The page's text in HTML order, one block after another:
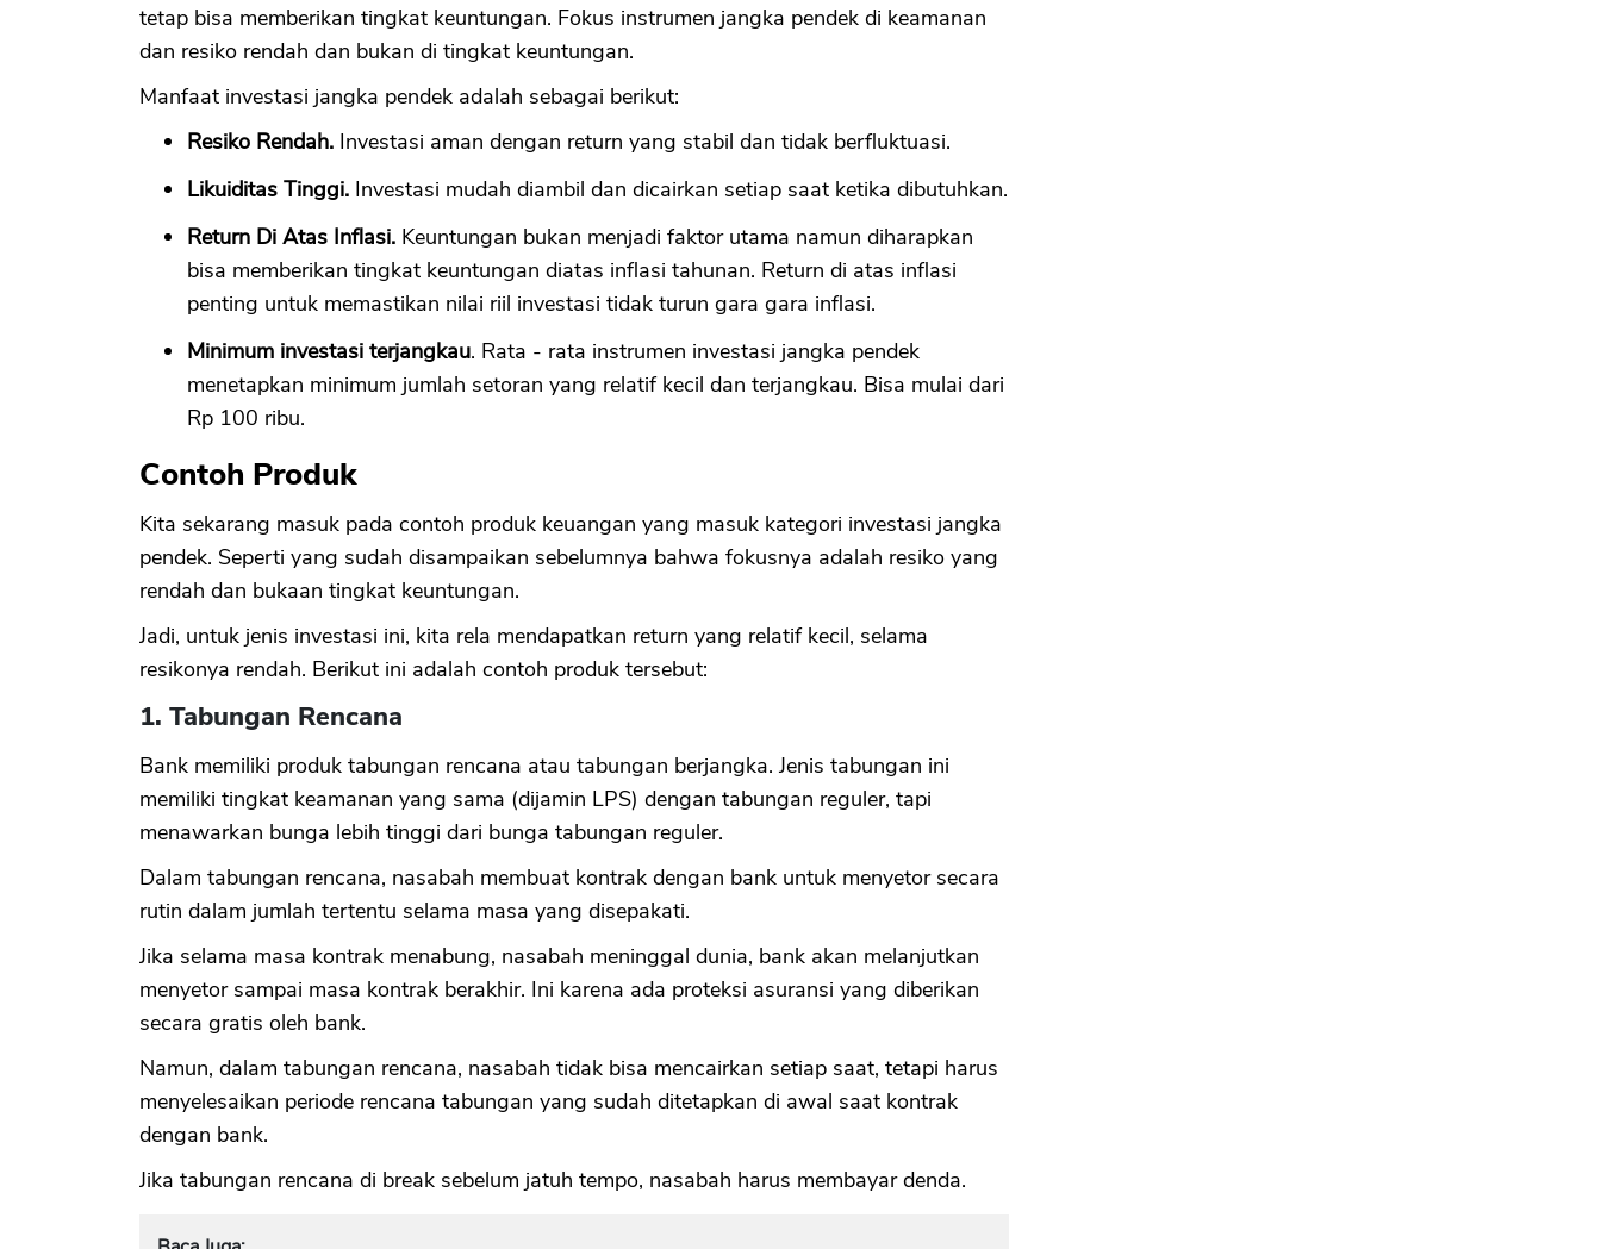
tetap bisa memberikan tingkat keuntungan. Fokus instrumen jangka pendek di keamanan
dan resiko rendah dan bukan di tingkat keuntungan.
Manfaat investasi jangka pendek adalah sebagai berikut:
Resiko Rendah. Investasi aman dengan return yang stabil dan tidak berfluktuasi.
Likuiditas Tinggi. Investasi mudah diambil dan dicairkan setiap saat ketika dibutuhkan.
Return Di Atas Inflasi. Keuntungan bukan menjadi faktor utama namun diharapkan
bisa memberikan tingkat keuntungan diatas inflasi tahunan. Return di atas inflasi
penting untuk memastikan nilai riil investasi tidak turun gara gara inflasi.
Minimum investasi terjangkau. Rata - rata instrumen investasi jangka pendek
menetapkan minimum jumlah setoran yang relatif kecil dan terjangkau. Bisa mulai dari
Rp 100 ribu.
Contoh Produk
Kita sekarang masuk pada contoh produk keuangan yang masuk kategori investasi jangka
pendek. Seperti yang sudah disampaikan sebelumnya bahwa fokusnya adalah resiko yang
rendah dan bukaan tingkat keuntungan.
Jadi, untuk jenis investasi ini, kita rela mendapatkan return yang relatif kecil, selama
resikonya rendah. Berikut ini adalah contoh produk tersebut:
1. Tabungan Rencana
Bank memiliki produk tabungan rencana atau tabungan berjangka. Jenis tabungan ini
memiliki tingkat keamanan yang sama (dijamin LPS) dengan tabungan reguler, tapi
menawarkan bunga lebih tinggi dari bunga tabungan reguler.
Dalam tabungan rencana, nasabah membuat kontrak dengan bank untuk menyetor secara
rutin dalam jumlah tertentu selama masa yang disepakati.
Jika selama masa kontrak menabung, nasabah meninggal dunia, bank akan melanjutkan
menyetor sampai masa kontrak berakhir. Ini karena ada proteksi asuransi yang diberikan
secara gratis oleh bank.
Namun, dalam tabungan rencana, nasabah tidak bisa mencairkan setiap saat, tetapi harus
menyelesaikan periode rencana tabungan yang sudah ditetapkan di awal saat kontrak
dengan bank.
Jika tabungan rencana di break sebelum jatuh tempo, nasabah harus membayar denda.